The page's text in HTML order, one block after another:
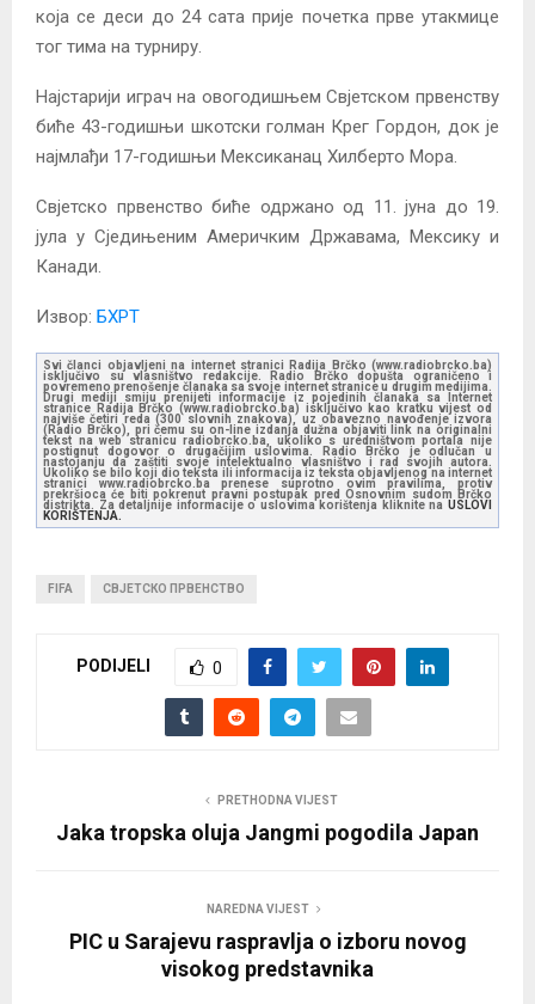
која се деси до 24 сата прије почетка прве утакмице
тог тима на турниру.
Најстарији играч на овогодишњем Свјетском првенству
биће 43-годишњи шкотски голман Крег Гордон, док је
најмлађи 17-годишњи Мексиканац Хилберто Мора.
Свјетско првенство биће одржано од 11. јуна до 19.
јула у Сједињеним Америчким Државама, Мексику и
Канади.
Извор: БХРТ
Svi članci objavljeni na internet stranici Radija Brčko (www.radiobrcko.ba)
isključivo su vlasništvo redakcije. Radio Brčko dopušta ograničeno i
povremeno prenošenje članaka sa svoje internet stranice u drugim medijima.
Drugi mediji smiju prenijeti informacije iz pojedinih članaka sa Internet
stranice Radija Brčko (www.radiobrcko.ba) isključivo kao kratku vijest od
najviše četiri reda (300 slovnih znakova), uz obavezno navođenje izvora
(Radio Brčko), pri čemu su on-line izdanja dužna objaviti link na originalni
tekst na web stranicu radiobrcko.ba, ukoliko s uredništvom portala nije
postignut dogovor o drugačijim uslovima. Radio Brčko je odlučan u
nastojanju da zaštiti svoje intelektualno vlasništvo i rad svojih autora.
Ukoliko se bilo koji dio teksta ili informacija iz teksta objavljenog na internet
stranici www.radiobrcko.ba prenese suprotno ovim pravilima, protiv
prekršioca će biti pokrenut pravni postupak pred Osnovnim sudom Brčko
distrikta. Za detaljnije informacije o uslovima korištenja kliknite na USLOVI
KORIŠTENJA.
FIFA СВЈЕТСКО ПРВЕНСТВО
PODIJELI 0
PRETHODNA VIJEST
Jaka tropska oluja Jangmi pogodila Japan
NAREDNA VIJEST
PIC u Sarajevu raspravlja o izboru novog
visokog predstavnika